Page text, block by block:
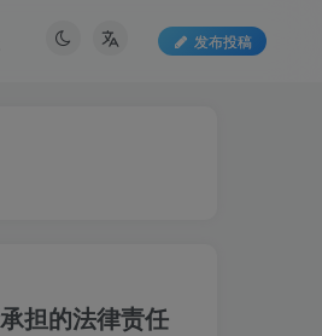
发布投稿
担的法律责任